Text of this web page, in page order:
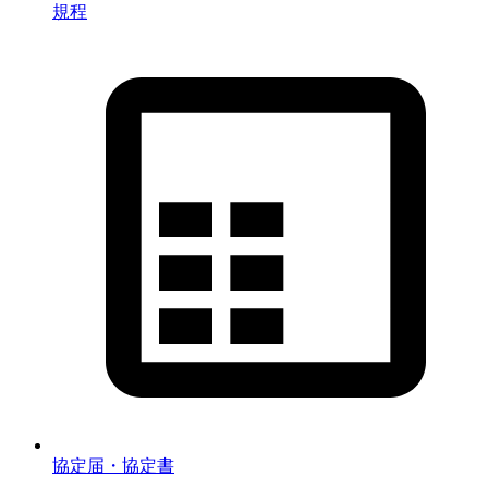
規程
協定届・協定書